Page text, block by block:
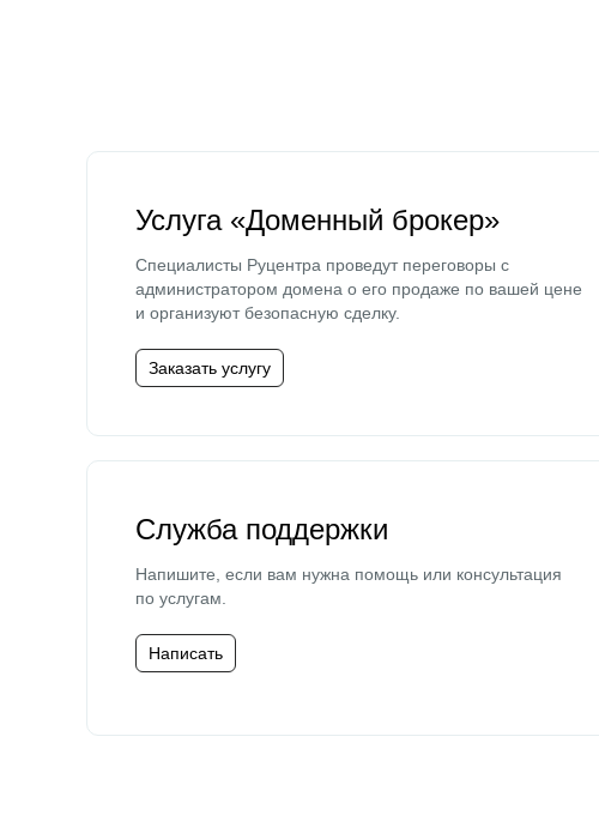
Услуга «Доменный брокер»
Специалисты Руцентра проведут переговоры с
администратором домена о его продаже по вашей цене
и организуют безопасную сделку.
Заказать услугу
Служба поддержки
Напишите, если вам нужна помощь или консультация
по услугам.
Написать